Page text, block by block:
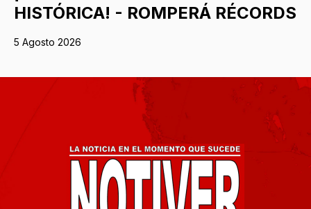
HISTÓRICA! - ROMPERÁ RÉCORDS
5 Agosto 2026